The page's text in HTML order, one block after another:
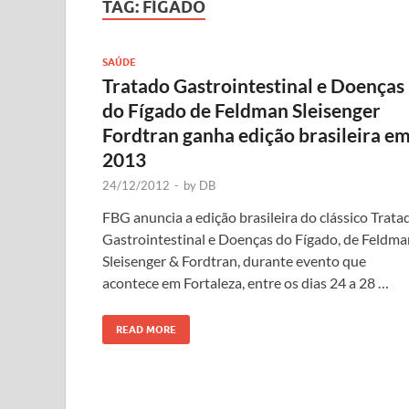
TAG: FÍGADO
SAÚDE
Tratado Gastrointestinal e Doenças
do Fígado de Feldman Sleisenger
Fordtran ganha edição brasileira em
2013
24/12/2012 - by DB
FBG anuncia a edição brasileira do clássico
Gastrointestinal e Doenças do Fígado, de
Sleisenger & Fordtran, durante evento que
acontece em Fortaleza, entre os dias 24 a 28 …
READ MORE